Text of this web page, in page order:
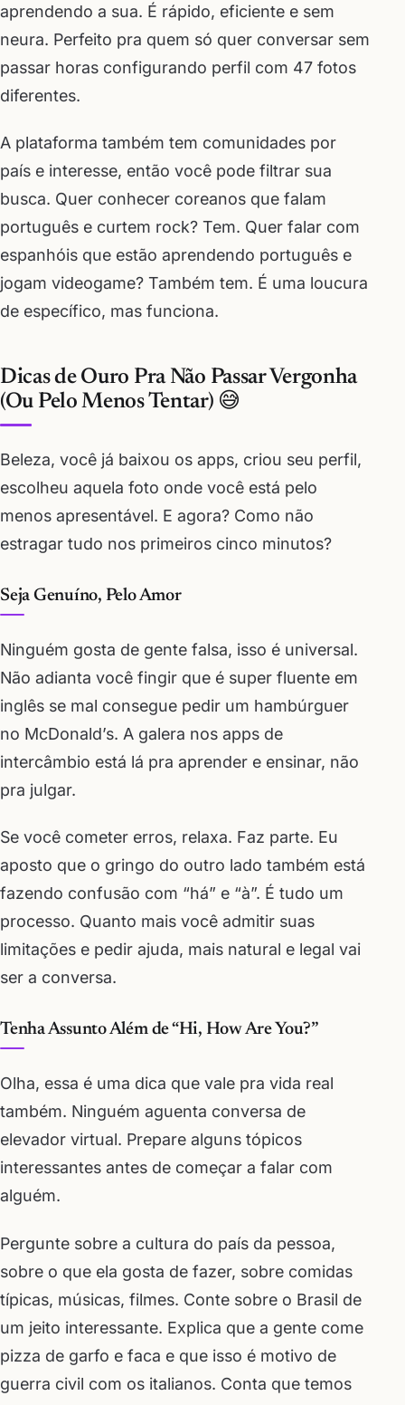
aprendendo a sua. É rápido, eficiente e sem
neura. Perfeito pra quem só quer conversar sem
passar horas configurando perfil com 47 fotos
diferentes.
A plataforma também tem comunidades por
país e interesse, então você pode filtrar sua
busca. Quer conhecer coreanos que falam
português e curtem rock? Tem. Quer falar com
espanhóis que estão aprendendo português e
jogam videogame? Também tem. É uma loucura
de específico, mas funciona.
Dicas de Ouro Pra Não Passar Vergonha
(Ou Pelo Menos Tentar) 😅
Beleza, você já baixou os apps, criou seu perfil,
escolheu aquela foto onde você está pelo
menos apresentável. E agora? Como não
estragar tudo nos primeiros cinco minutos?
Seja Genuíno, Pelo Amor
Ninguém gosta de gente falsa, isso é universal.
Não adianta você fingir que é super fluente em
inglês se mal consegue pedir um hambúrguer
no McDonald’s. A galera nos apps de
intercâmbio está lá pra aprender e ensinar, não
pra julgar.
Se você cometer erros, relaxa. Faz parte. Eu
aposto que o gringo do outro lado também está
fazendo confusão com “há” e “à”. É tudo um
processo. Quanto mais você admitir suas
limitações e pedir ajuda, mais natural e legal vai
ser a conversa.
Tenha Assunto Além de “Hi, How Are You?”
Olha, essa é uma dica que vale pra vida real
também. Ninguém aguenta conversa de
elevador virtual. Prepare alguns tópicos
interessantes antes de começar a falar com
alguém.
Pergunte sobre a cultura do país da pessoa,
sobre o que ela gosta de fazer, sobre comidas
típicas, músicas, filmes. Conte sobre o Brasil de
um jeito interessante. Explica que a gente come
pizza de garfo e faca e que isso é motivo de
guerra civil com os italianos. Conta que temos